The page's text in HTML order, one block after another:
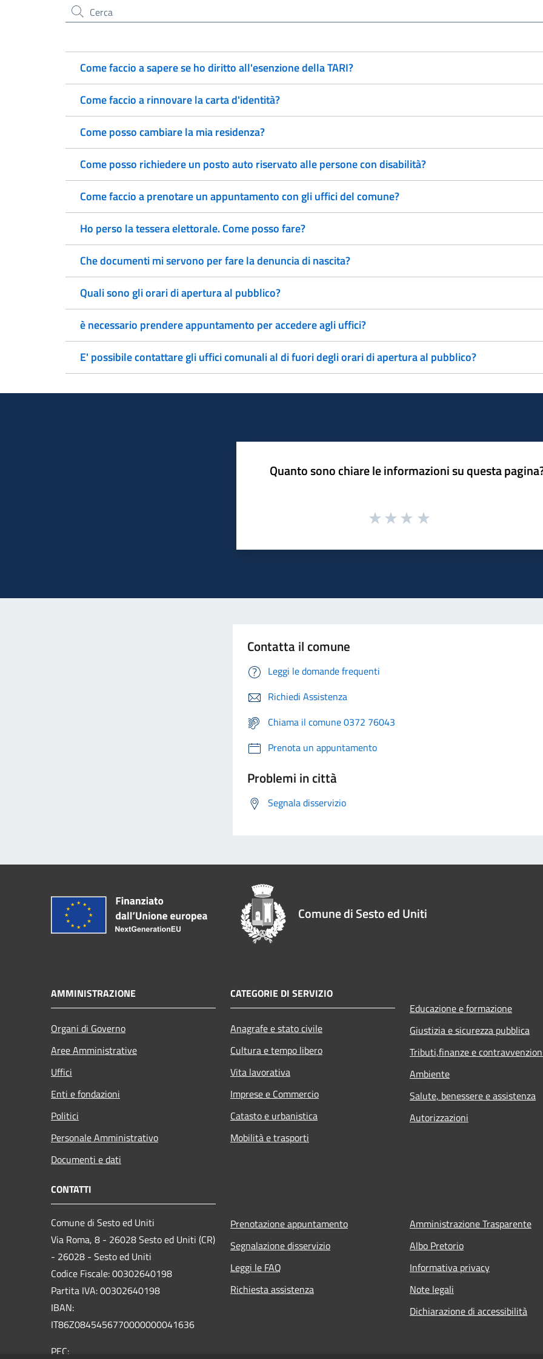
Cerca nel sito
Come faccio a sapere se ho diritto all'esenzione della TARI?
Come faccio a rinnovare la carta d'identità?
Come posso cambiare la mia residenza?
Come posso richiedere un posto auto riservato alle persone con disabilità?
Come faccio a prenotare un appuntamento con gli uffici del comune?
Ho perso la tessera elettorale. Come posso fare?
Che documenti mi servono per fare la denuncia di nascita?
Quali sono gli orari di apertura al pubblico?
è necessario prendere appuntamento per accedere agli uffici?
E' possibile contattare gli uffici comunali al di fuori degli orari di apertura al pubblico?
Quanto sono chiare le informazioni su questa
Contatta il comune
Leggi le domande frequenti
Richiedi Assistenza
Chiama il comune 0372 76043
Prenota un appuntamento
Problemi in città
Segnala disservizio
Comune di Sesto ed Uniti
AMMINISTRAZIONE
Organi di Governo
Aree Amministrative
Uffici
Enti e fondazioni
Politici
Personale Amministrativo
Documenti e dati
CATEGORIE DI SERVIZIO
Anagrafe e stato civile
Cultura e tempo libero
Vita lavorativa
Imprese e Commercio
Catasto e urbanistica
Mobilità e trasporti
Educazione e formazione
Giustizia e sicurezza pubblica
Tributi,finanze e
Ambiente
Salute, benessere e assistenza
Autorizzazioni
CONTATTI
Comune di Sesto ed Uniti
Via Roma, 8 - 26028 Sesto ed Uniti (CR)
- 26028 - Sesto ed Uniti
Codice Fiscale: 00302640198
Partita IVA: 00302640198
IBAN:
IT86Z0845456770000000041636
PEC:
Prenotazione appuntamento
Segnalazione disservizio
Leggi le FAQ
Richiesta assistenza
Amministrazione Trasparente
Albo Pretorio
Informativa privacy
Note legali
Dichiarazione di accessibilità